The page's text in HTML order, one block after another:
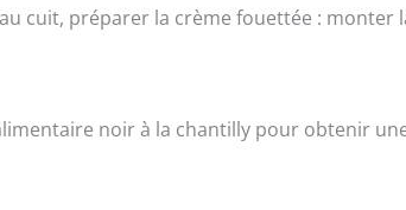
cuit, préparer la crème fouettée : monter
noir à la chantilly pour obtenir